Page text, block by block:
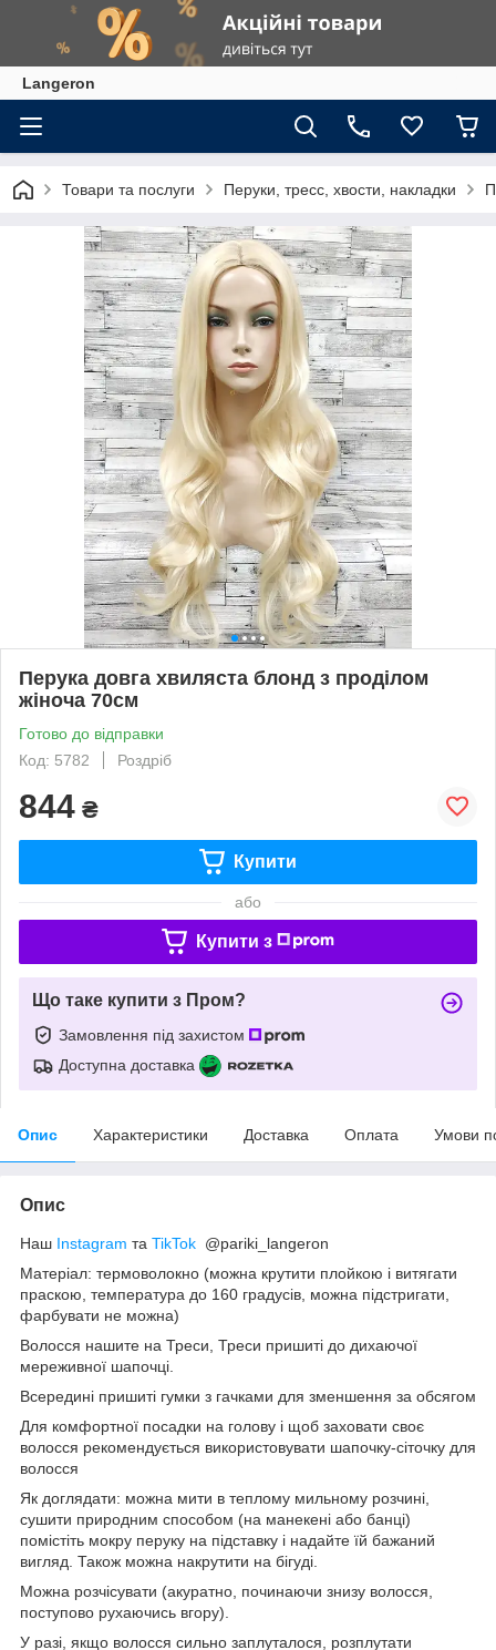
Langeron
Товари та послуги Перуки, тресс, хвости, накладки
Перука довга хвиляста блонд з проділом
жіноча 70см
Готово до відправки
Код: 5782
Роздріб
844 ₴
Купити
або
Купити з
Що таке купити з Пром?
Замовлення під захистом
Доступна доставка
Опис Характеристики Доставка Оплата Умови
Опис
Наш Instagram та TikTok @pariki_langeron
Матеріал: термоволокно (можна крутити плойкою і витягати
праскою, температура до 160 градусів, можна підстригати,
фарбувати не можна)
Волосся нашите на Треси, Треси пришиті до дихаючої
мереживної шапочці.
Всередині пришиті гумки з гачками для зменшення за обсягом
Для комфортної посадки на голову і щоб заховати своє
волосся рекомендується використовувати шапочку-сіточку для
волосся
Як доглядати: можна мити в теплому мильному розчині,
сушити природним способом (на манекені або банці)
помістіть мокру перуку на підставку і надайте їй бажаний
вигляд. Також можна накрутити на бігуді.
Можна розчісувати (акуратно, починаючи знизу волосся,
поступово рухаючись вгору).
У разі, якщо волосся сильно заплуталося, розплутати